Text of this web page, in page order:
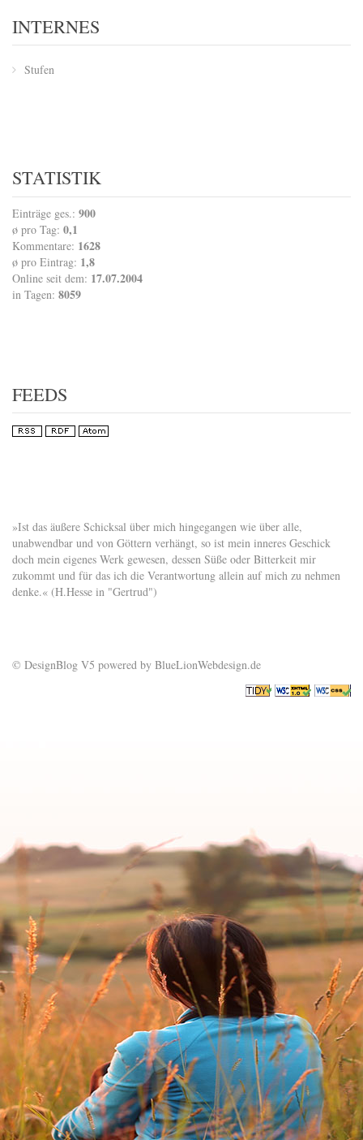
INTERNES
Stufen
STATISTIK
Einträge ges.: 900
ø pro Tag: 0,1
Kommentare: 1628
ø pro Eintrag: 1,8
Online seit dem: 17.07.2004
in Tagen: 8059
FEEDS
»Ist das äußere Schicksal über mich hingegangen wie über alle,
unabwendbar und von Göttern verhängt, so ist mein inneres Geschick
doch mein eigenes Werk gewesen, dessen Süße oder Bitterkeit mir
zukommt und für das ich die Verantwortung allein auf mich zu nehmen
denke.« (H.Hesse in "Gertrud")
© DesignBlog V5 powered by BlueLionWebdesign.de